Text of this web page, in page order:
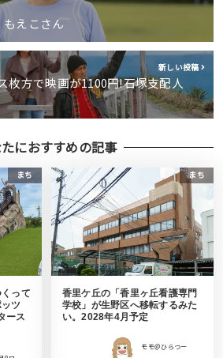
もえこさん
新しい投稿
枚方で映画が1100円!石塚支配人
におすすめの記事
まち
って
ツ
ース
まち
香里ケ丘の「香里ヶ丘看護専門
学校」が生野区へ移転するみた
い。2028年4月予定
モモ＠ひらつー